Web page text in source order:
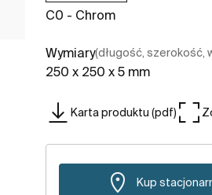
C0 - Chrom
Wymiary(długość, szerokość,
250 x 250 x 5 mm
Karta produktu (pdf)
Kup